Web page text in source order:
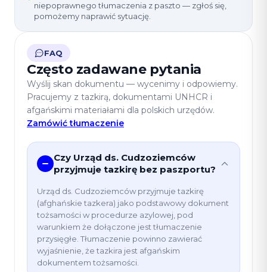
niepoprawnego tłumaczenia z paszto — zgłoś się,
pomożemy naprawić sytuację.
FAQ
Często zadawane pytania
Wyślij skan dokumentu — wycenimy i odpowiemy.
Pracujemy z tazkirą, dokumentami UNHCR i
afgańskimi materiałami dla polskich urzędów.
Zamówić tłumaczenie
Czy Urząd ds. Cudzoziemców
przyjmuje tazkirę bez paszportu?
Urząd ds. Cudzoziemców przyjmuje tazkirę
(afghańskie tazkera) jako podstawowy dokument
tożsamości w procedurze azylowej, pod
warunkiem że dołączone jest tłumaczenie
przysięgłe. Tłumaczenie powinno zawierać
wyjaśnienie, że tazkira jest afgańskim
dokumentem tożsamości.